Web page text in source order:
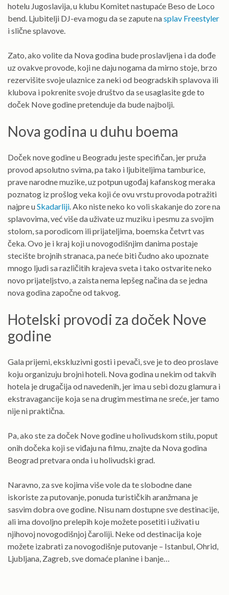
hotelu Jugoslavija, u klubu Komitet nastupaće Beso de Loco
bend. Ljubitelji DJ-eva mogu da se zapute nasplav Freestyler
i slične splavove.
Zato, ako volite da Nova godina bude proslavljena i da dođe
uz ovakve provode, koji ne daju nogama da mirno stoje, brzo
rezervišite svoje ulaznice za neki od beogradskih splavova ili
klubova i pokrenite svoje društvo da se usaglasite gde to
doček Nove godine pretenduje da bude najbolji.
Nova godina u duhu boema
Doček nove godine u Beogradu jeste specifičan, jer pruža
provod apsolutno svima, pa tako i ljubiteljima tamburice,
prave narodne muzike, uz potpun ugođaj kafanskog meraka
poznatog iz prošlog veka koji će ovu vrstu provoda potražiti
najpre uSkadarliji. Ako niste neko ko voli skakanje do zore na
splavovima, već više da uživate uz muziku i pesmu za svojim
stolom, sa porodicom ili prijateljima, boemska četvrt vas
čeka. Ovo je i kraj koji u novogodišnjim danima postaje
stecište brojnih stranaca, pa neće biti čudno ako upoznate
mnogo ljudi sa različitih krajeva sveta i tako ostvarite neko
novo prijateljstvo, a zaista nema lepšeg načina da se jedna
nova godina započne od takvog.
Hotelski provodi za doček Nove
godine
Gala prijemi, ekskluzivni gosti i pevači, sve je to deo proslave
koju organizuju brojni hoteli. Nova godina u nekim od takvih
hotela je drugačija od navedenih, jer ima u sebi dozu glamura i
ekstravagancije koja se na drugim mestima ne sreće, jer tamo
nije ni praktična.
Pa, ako ste za doček Nove godine u holivudskom stilu, poput
onih dočeka koji se viđaju na filmu, znajte da Nova godina
Beograd pretvara onda i u holivudski grad.
Naravno, za sve kojima više vole da te slobodne dane
iskoriste za putovanje, ponuda turističkih aranžmana je
sasvim dobra ove godine. Nisu nam dostupne sve destinacije,
ali ima dovoljno prelepih koje možete posetiti i uživati u
njihovoj novogodišnjoj čaroliji. Neke od destinacija koje
možete izabrati za novogodišnje putovanje – Istanbul, Ohrid,
Ljubljana, Zagreb, sve domaće planine i banje…